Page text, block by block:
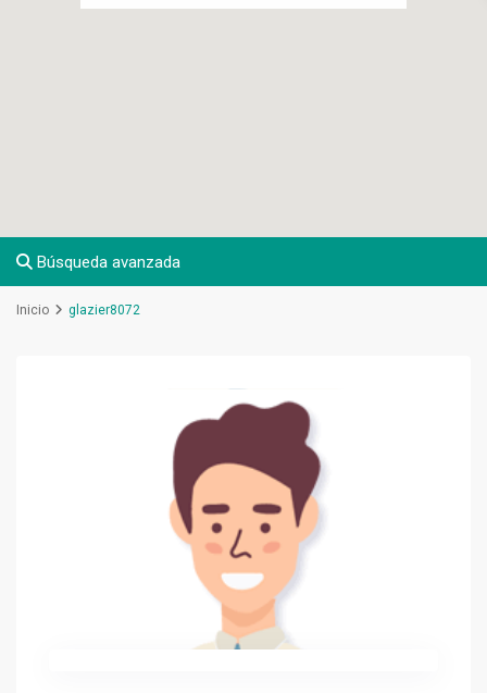
Búsqueda avanzada
Inicio glazier8072